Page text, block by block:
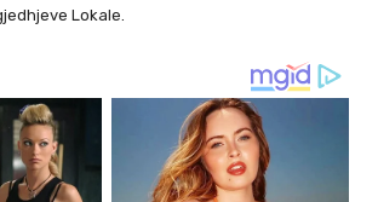
Lokale.